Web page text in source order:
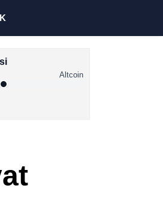
Altcoin Haberleri
Altcoin